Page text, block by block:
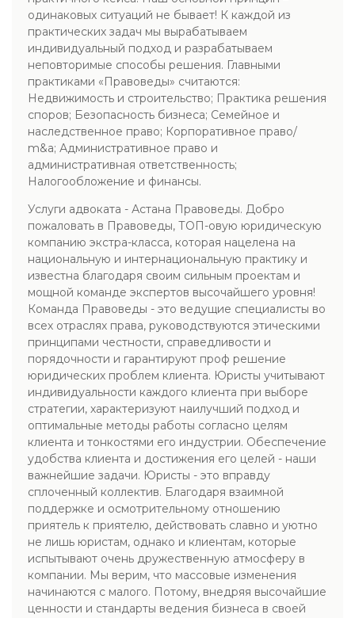
одинаковых ситуаций не бывает! К каждой из
практических задач мы вырабатываем
индивидуальный подход и разрабатываем
неповторимые способы решения. Главными
практиками «Правоведы» считаются:
Недвижимость и строительство; Практика решения
споров; Безопасность бизнеса; Семейное и
наследственное право; Корпоративное право/
m&a; Административное право и
административная ответственность;
Налогообложение и финансы.
Услуги адвоката - Астана Правоведы. Добро
пожаловать в Правоведы, ТОП-овую юридическую
компанию экстра-класса, которая нацелена на
национальную и интернациональную практику и
известна благодаря своим сильным проектам и
мощной команде экспертов высочайшего уровня!
Команда Правоведы - это ведущие специалисты во
всех отраслях права, руководствуются этическими
принципами честности, справедливости и
порядочности и гарантируют проф решение
юридических проблем клиента. Юристы учитывают
индивидуальности каждого клиента при выборе
стратегии, характеризуют наилучший подход и
оптимальные методы работы согласно целям
клиента и тонкостями его индустрии. Обеспечение
удобства клиента и достижения его целей - наши
важнейшие задачи. Юристы - это вправду
сплоченный коллектив. Благодаря взаимной
поддержке и осмотрительному отношению
приятель к приятелю, действовать славно и уютно
не лишь юристам, однако и клиентам, которые
испытывают очень дружественную атмосферу в
компании. Мы верим, что массовые изменения
начинаются с малого. Потому, внедряя высочайшие
ценности и стандарты ведения бизнеса в своей